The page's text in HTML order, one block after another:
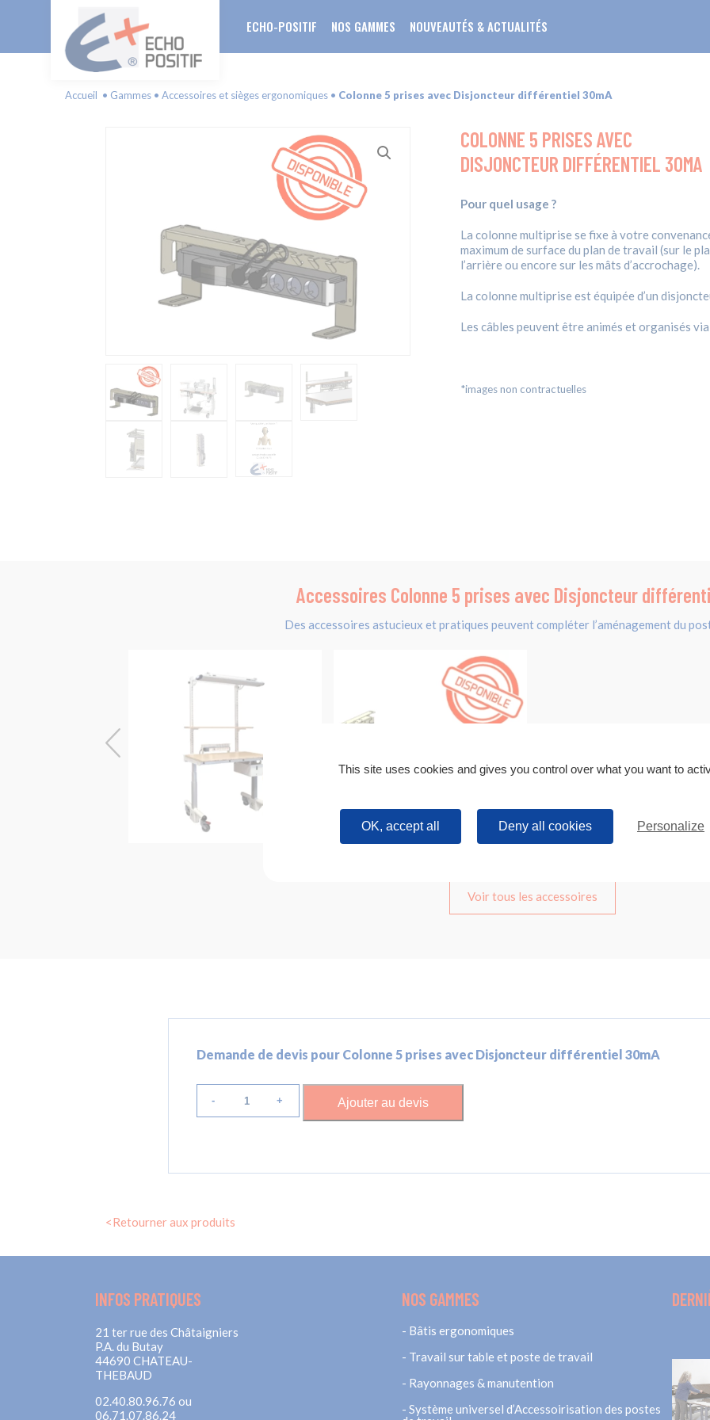
ECHO-POSITIF NOS GAMMES NOUVEAUTÉS & ACTUALITÉS
Accueil Gammes Accessoires et sièges ergonomiques Colonne 5 prises avec Disjoncteur différentiel 30mA
COLONNE 5 PRISES AVEC
DISJONCTEUR DIFFÉRENTIEL 30MA
Pour quel usage ?
La colonne multiprise se fixe à votre
maximum de surface du plan de travail (sur le
l’arrière ou encore sur les mâts d’accrochage).
La colonne multiprise est équipée d’un
Les câbles peuvent être animés et organisés
*images non contractuelles
Accessoires Colonne 5 prises avec Disjoncteur
Des accessoires astucieux et pratiques peuvent compléter l’aménagement du
Voir tous les accessoires
Demande de devis pour Colonne 5 prises avec Disjoncteur différentiel 30mA
quantité
Colonne
différentiel
Ajouter au devis
<Retourner aux produits
INFOS PRATIQUES
21 ter rue des Châtaigniers
P.A. du Butay
44690 CHATEAU-
THEBAUD
02.40.80.96.76 ou
06.71.07.86.24
NOS GAMMES
Bâtis ergonomiques
Travail sur table et poste de travail
Rayonnages & manutention
Système universel d’Accessoirisation des postes
This site uses cookies and gives you control over what you want to
OK, accept all Deny all cookies Personalize